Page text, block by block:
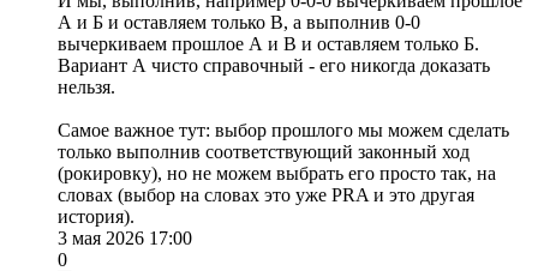
А и Б и оставляем только В, а выполнив 0-0
вычеркиваем прошлое А и В и оставляем только Б.
Вариант А чисто справочный - его никогда доказать
нельзя.
Самое важное тут: выбор прошлого мы можем сделать
только выполнив соответствующий законный ход
(рокировку), но не можем выбрать его просто так, на
словах (выбор на словах это уже PRA и это другая
история).
3 мая 2026 17:00
0